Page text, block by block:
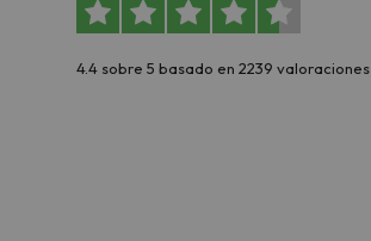
4.4 sobre 5 basado en 2239 valoraciones